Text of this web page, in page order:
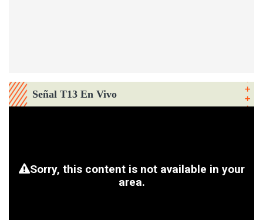
Señal T13 En Vivo